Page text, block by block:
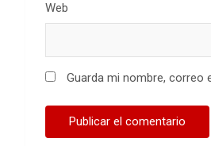
Web
Guarda mi nombre, correo